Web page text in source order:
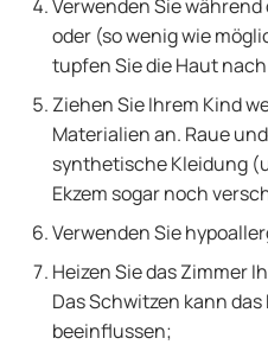
Verwenden Sie
oder (so wenig wie
tupfen Sie die Haut
Ziehen Sie Ihrem Kind
Materialien an. Raue
synthetische Kleidung
Ekzem sogar noch
Verwenden Sie
Heizen Sie das Zimmer
Das Schwitzen kann
beeinflussen;